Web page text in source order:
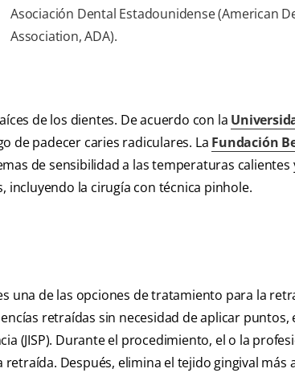
Asociación Dental Estadounidense (American
Association, ADA).
de los dientes. De acuerdo con la
de padecer caries radiculares. La Fundación
de sensibilidad a las temperaturas calientes
la cirugía con técnica pinhole.
una de las opciones de tratamiento para la
retraídas sin necesidad de aplicar puntos,
(JISP). Durante el procedimiento, el o la
Después, elimina el tejido gingival más